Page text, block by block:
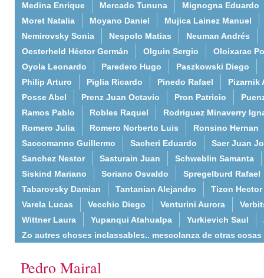
Medina Enrique
Mercado Tununa
Mignogna Eduardo
Moret Natalia
Moyano Daniel
Mujica Lainez Manuel
Nemirovsky Sonia
Nespolo Matias
Neuman Andrés
Oesterheld Héctor Germán
Olguin Sergio
Oloixarac
Oyola Leonardo
Paredero Hugo
Paszkowski Diego
Philip Arturo
Piglia Ricardo Pinedo Rafael
Pizarnik
Posse Abel
Prenz Juan Octavio Pron Patricio
Ramos Pablo
Robles Raquel
Rodriguez Minaverry
Romero Julia
Romero Norberto Luis
Ronsino Hernan
Saccomanno Guillermo
Sacheri Eduardo
Saer Juan
Sanchez Nestor
Sasturain Juan
Schweblin Samanta
Siskind Mariano
Soriano Osvaldo
Spregelburd Rafael
Tabarovsky Damian
Tantanian Alejandro
Tizon Hector
Varela Lucas
Vecchio Diego Venturini Aurora
Wittner Laura
Yupanqui Atahualpa Yurkievich Saul
Zo autres choses inclassables.. mescolanza de otras cosas
Pedro Mairal